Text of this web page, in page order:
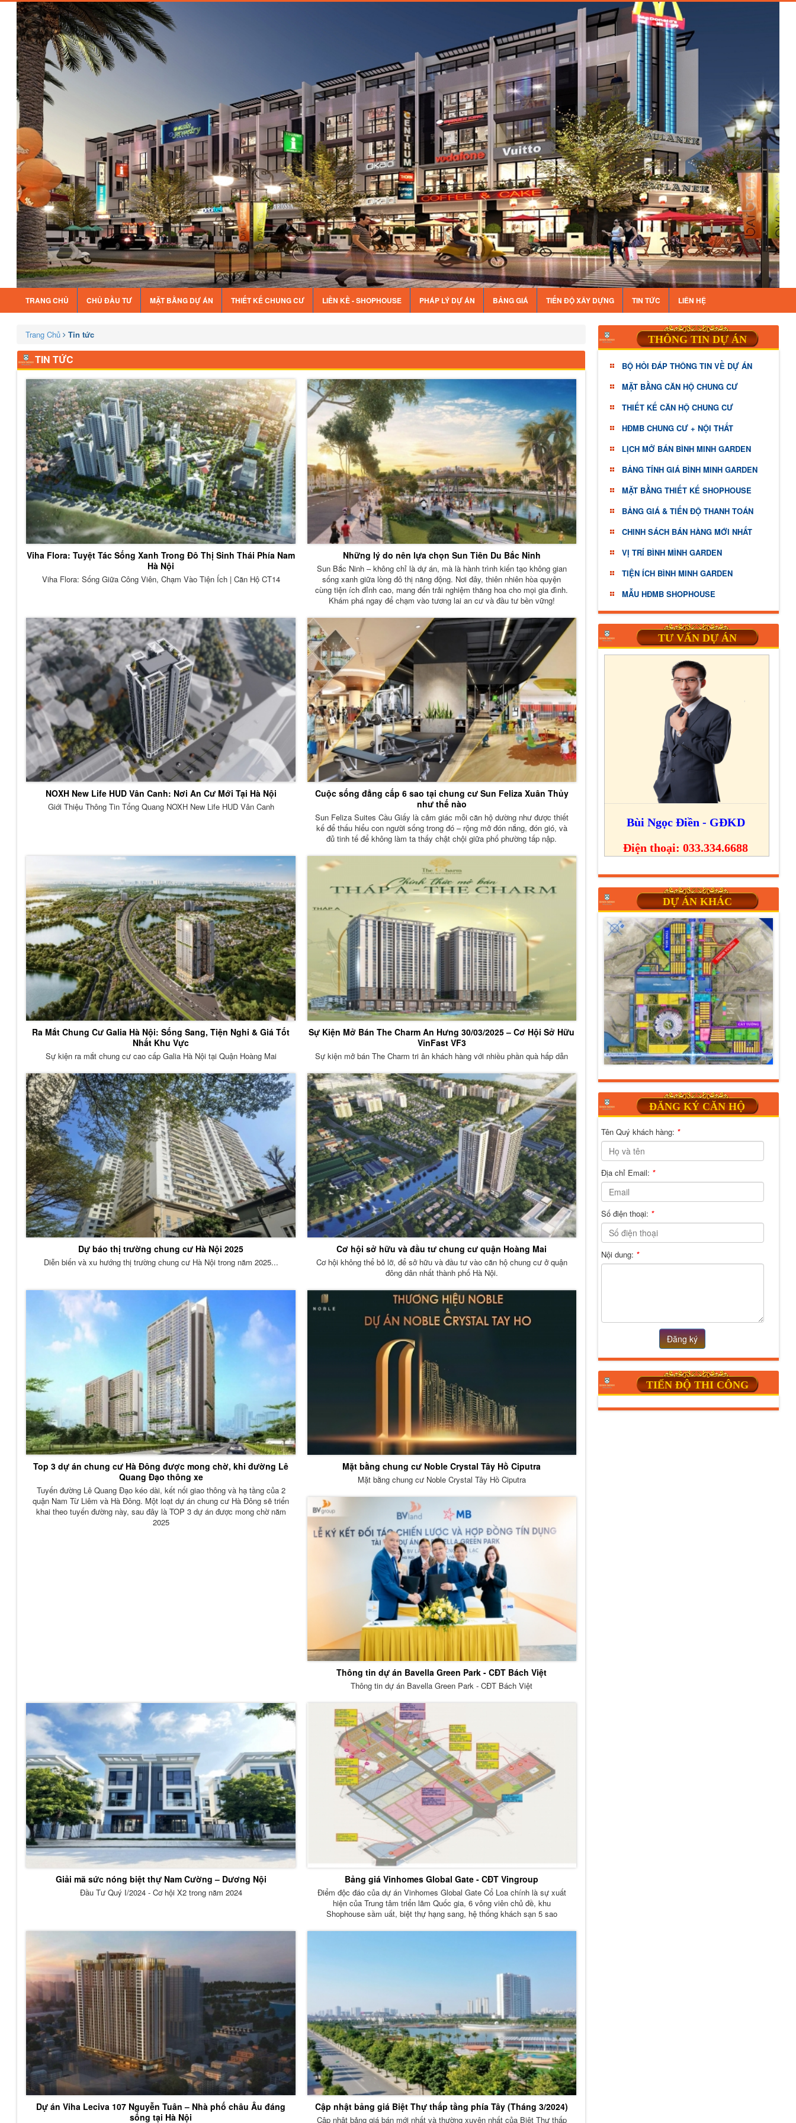
TRANG CHỦ CHỦ ĐẦU TƯ MẶT BẰNG DỰ ÁN THIẾT KẾ CHUNG CƯ LIỀN KỀ - SHOPHOUSE PHÁP LÝ DỰ ÁN BẢNG GIÁ TIẾN ĐỘ XÂY DỰNG TIN TỨC LIÊN HỆ
Trang Chủ Tin tức
TIN TỨC
Viha Flora: Tuyệt Tác Sống Xanh Trong Đô Thị Sinh Thái Phía Nam
Hà Nội
Viha Flora: Sống Giữa Công Viên, Chạm Vào Tiện Ích | Căn Hộ CT14
Những lý do nên lựa chọn Sun Tiên Du Bắc Ninh
Sun Bắc Ninh – không chỉ là dự án, mà là hành trình kiến tạo không gian
sống xanh giữa lòng đô thị năng động. Nơi đây, thiên nhiên hòa quyện
cùng tiện ích đỉnh cao, mang đến trải nghiệm thăng hoa cho mọi gia đình.
Khám phá ngay để chạm vào tương lai an cư và đầu tư bền vững!
NOXH New Life HUD Vân Canh: Nơi An Cư Mới Tại Hà Nội
Giới Thiệu Thông Tin Tổng Quang NOXH New Life HUD Vân Canh
Cuộc sống đẳng cấp 6 sao tại chung cư Sun Feliza Xuân Thủy
như thế nào
Sun Feliza Suites Cầu Giấy là cảm giác mỗi căn hộ dường như được thiết
kế để thấu hiểu con người sống trong đó – rộng mở đón nắng, đón gió, và
đủ tinh tế để không làm ta thấy chật chội giữa phố phường tấp nập.
Ra Mắt Chung Cư Galia Hà Nội: Sống Sang, Tiện Nghi & Giá Tốt
Nhất Khu Vực
Sự kiện ra mắt chung cư cao cấp Galia Hà Nội tại Quận Hoàng Mai
Sự Kiện Mở Bán The Charm An Hưng 30/03/2025 – Cơ Hội Sở Hữu
VinFast VF3
Sự kiện mở bán The Charm tri ân khách hàng với nhiều phần quà hấp dẫn
Dự báo thị trường chung cư Hà Nội 2025
Diễn biến và xu hướng thị trường chung cư Hà Nội trong năm 2025...
Cơ hội sở hữu và đầu tư chung cư quận Hoàng Mai
Cơ hội không thể bỏ lỡ, để sở hữu và đầu tư vào căn hộ chung cư ở quận
đông dân nhất thành phố Hà Nội.
Top 3 dự án chung cư Hà Đông được mong chờ, khi đường Lê
Quang Đạo thông xe
Tuyến đường Lê Quang Đạo kéo dài, kết nối giao thông và hạ tầng của 2
quận Nam Từ Liêm và Hà Đông. Một loạt dự án chung cư Hà Đông sẽ triển
khai theo tuyến đường này, sau đây là TOP 3 dự án được mong chờ năm
2025
Mặt bằng chung cư Noble Crystal Tây Hồ Ciputra
Mặt bằng chung cư Noble Crystal Tây Hồ Ciputra
Thông tin dự án Bavella Green Park - CĐT Bách Việt
Thông tin dự án Bavella Green Park - CĐT Bách Việt
Giải mã sức nóng biệt thự Nam Cường – Dương Nội
Đầu Tư Quý I/2024 - Cơ hội X2 trong năm 2024
Bảng giá Vinhomes Global Gate - CĐT Vingroup
Điểm độc đáo của dự án Vinhomes Global Gate Cổ Loa chính là sự xuất
hiện của Trung tâm triển lãm Quốc gia, 6 vông viên chủ đề, khu
Shophouse sầm uất, biệt thự hạng sang, hệ thống khách sạn 5 sao
Dự án Viha Leciva 107 Nguyễn Tuân – Nhà phố châu Âu đáng
sống tại Hà Nội
Cập nhật bảng giá Biệt Thự thấp tầng phía Tây (Tháng 3/2024)
Cập nhật bảng giá bán mới nhất và thường xuyên nhất của Biệt Thự thấp
THÔNG TIN DỰ ÁN
BỘ HỎI ĐÁP THÔNG TIN VỀ DỰ ÁN
MẶT BẰNG CĂN HỘ CHUNG CƯ
THIẾT KẾ CĂN HỘ CHUNG CƯ
HĐMB CHUNG CƯ + NỘI THẤT
LỊCH MỞ BÁN BÌNH MINH GARDEN
BẢNG TÍNH GIÁ BÌNH MINH GARDEN
MẶT BẰNG THIẾT KẾ SHOPHOUSE
BẢNG GIÁ & TIẾN ĐỘ THANH TOÁN
CHINH SÁCH BÁN HÀNG MỚI NHẤT
VỊ TRÍ BÌNH MÌNH GARDEN
TIỆN ÍCH BÌNH MINH GARDEN
MẪU HĐMB SHOPHOUSE
TƯ VẤN DỰ ÁN
Bùi Ngọc Điền - GĐKD
Điện thoại: 033.334.6688
DỰ ÁN KHÁC
ĐĂNG KÝ CĂN HỘ
Tên Quý khách hàng: *
Địa chỉ Email: *
Số điện thoại: *
Nội dung: *
Đăng ký
TIẾN ĐỘ THI CÔNG